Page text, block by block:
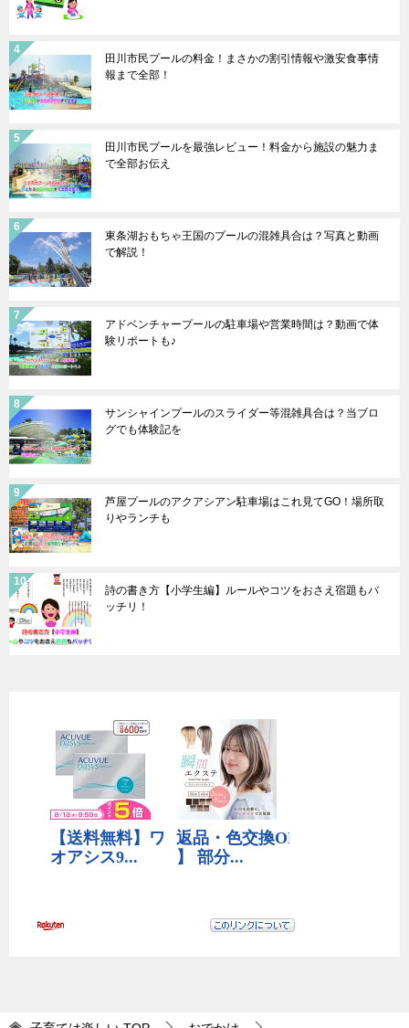
田川市民プールの料金！まさかの割引情報や激安食事情
報まで全部！
田川市民プールを最強レビュー！料金から施設の魅力ま
で全部お伝え
東条湖おもちゃ王国のプールの混雑具合は？写真と動画
で解説！
アドベンチャープールの駐車場や営業時間は？動画で体
験リポートも♪
サンシャインプールのスライダー等混雑具合は？当ブロ
グでも体験記を
芦屋プールのアクアシアン駐車場はこれ見てGO！場所取
りやランチも
詩の書き方【小学生編】ルールやコツをおさえ宿題もバ
ッチリ！